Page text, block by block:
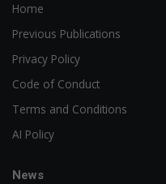
Home
Previous Publications
Privacy Policy
Code of Conduct
Terms and Conditions
AI Policy
News